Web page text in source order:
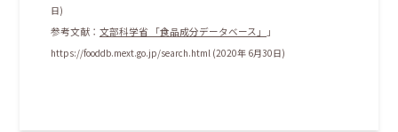
日)
参考文献： 文部科学省 「食品成分データベース」
」
https://fooddb.mext.go.jp/search.html (2020年 6月30日)